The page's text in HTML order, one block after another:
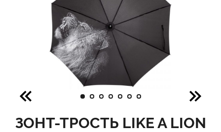
ЗОНТ-ТРОСТЬ LIKE A LION